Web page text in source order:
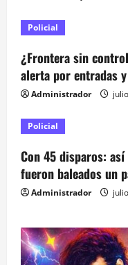
r
a
d
a
s
Policial
¿Frontera sin
alerta por entradas
Administrador
Policial
Con 45 disparos:
fueron baleados un
Administrador